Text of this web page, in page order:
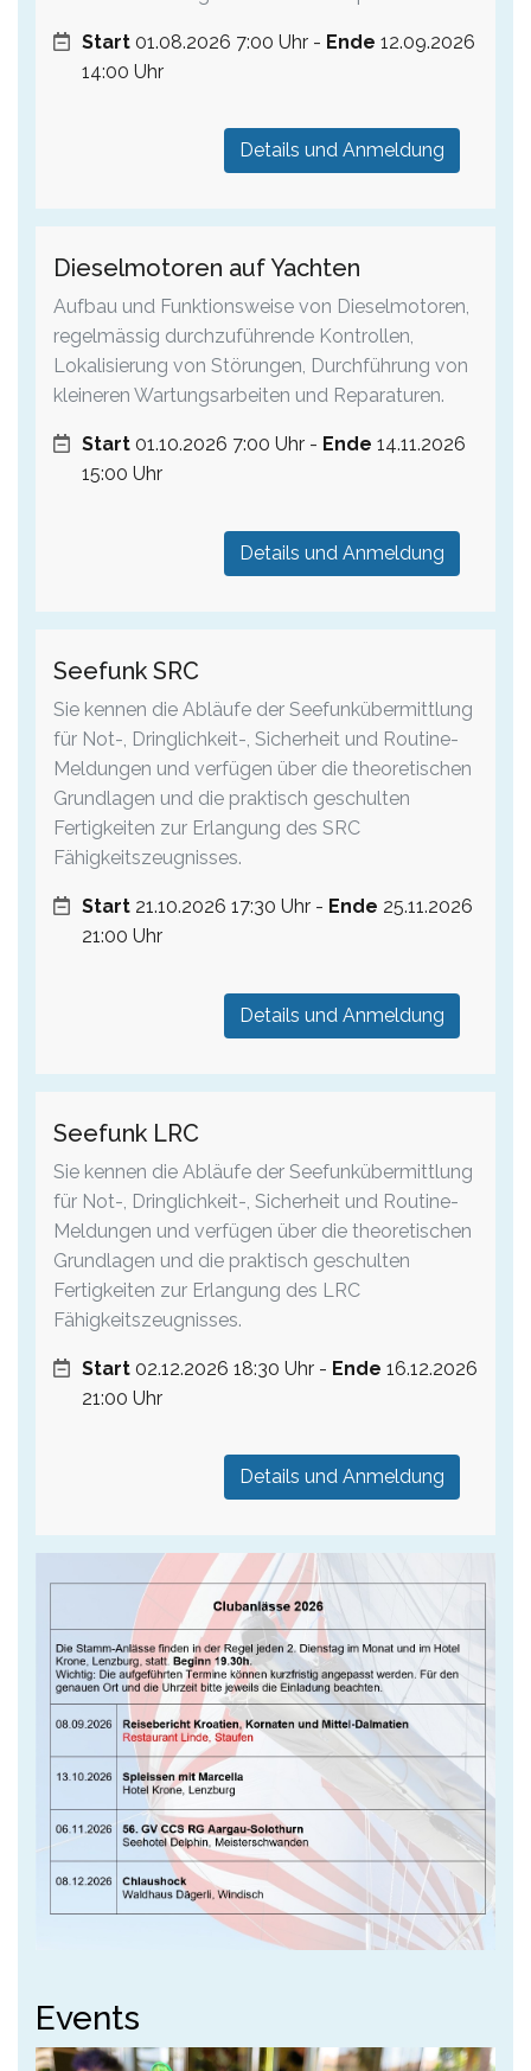
Start 01.08.2026 7:00 Uhr - Ende 12.09.2026
14:00 Uhr
Details und Anmeldung
Dieselmotoren auf Yachten
Aufbau und Funktionsweise von Dieselmotoren,
regelmässig durchzuführende Kontrollen,
Lokalisierung von Störungen, Durchführung von
kleineren Wartungsarbeiten und Reparaturen.
Start 01.10.2026 7:00 Uhr - Ende 14.11.2026
15:00 Uhr
Details und Anmeldung
Seefunk SRC
Sie kennen die Abläufe der Seefunkübermittlung
für Not-, Dringlichkeit-, Sicherheit und Routine-
Meldungen und verfügen über die theoretischen
Grundlagen und die praktisch geschulten
Fertigkeiten zur Erlangung des SRC
Fähigkeitszeugnisses.
Start 21.10.2026 17:30 Uhr - Ende 25.11.2026
21:00 Uhr
Details und Anmeldung
Seefunk LRC
Sie kennen die Abläufe der Seefunkübermittlung
für Not-, Dringlichkeit-, Sicherheit und Routine-
Meldungen und verfügen über die theoretischen
Grundlagen und die praktisch geschulten
Fertigkeiten zur Erlangung des LRC
Fähigkeitszeugnisses.
Start 02.12.2026 18:30 Uhr - Ende 16.12.2026
21:00 Uhr
Details und Anmeldung
Events